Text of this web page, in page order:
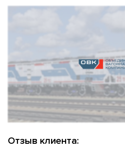
Отзыв клиента: